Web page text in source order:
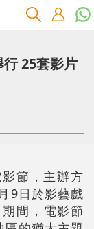
25套影片
節，主辦方
9日於影藝戲
間，電影節